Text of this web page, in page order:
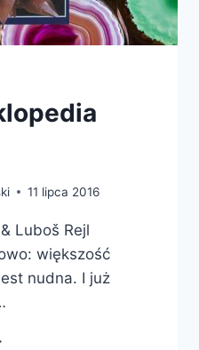
11 lipca 2016
Luboš Rejl
większość
nudna. I już